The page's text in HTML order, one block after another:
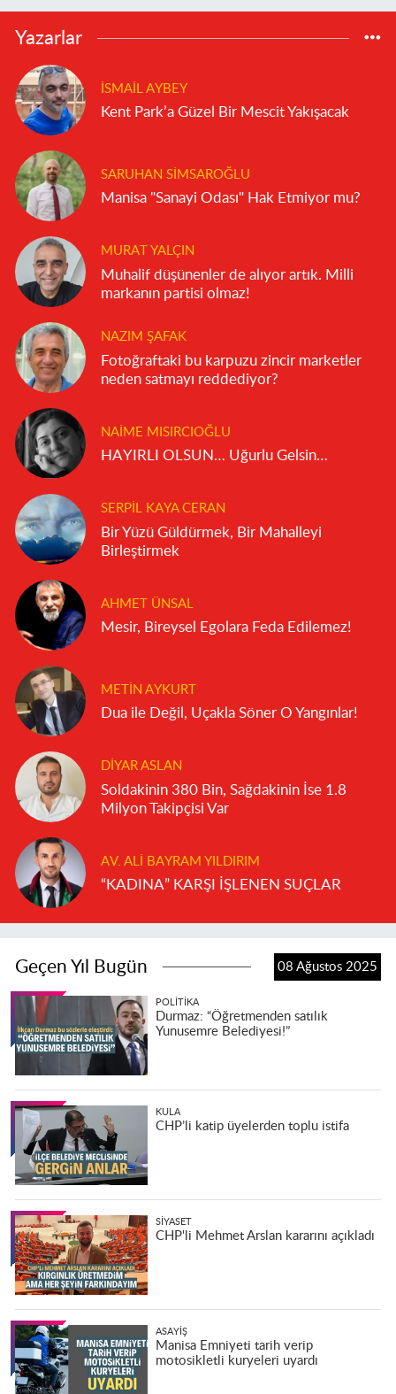
Yazarlar
İSMAIL AYBEY
Kent Park’a Güzel Bir Mescit Yakışacak
SARUHAN SIMSAROĞLU
Manisa "Sanayi Odası" Hak Etmiyor mu?
MURAT YALÇIN
Muhalif düşünenler de alıyor artık. Milli
markanın partisi olmaz!
NAZIM ŞAFAK
Fotoğraftaki bu karpuzu zincir marketler
neden satmayı reddediyor?
NAIME MISIRCIOĞLU
HAYIRLI OLSUN… Uğurlu Gelsin…
SERPIL KAYA CERAN
Bir Yüzü Güldürmek, Bir Mahalleyi
Birleştirmek
AHMET ÜNSAL
Mesir, Bireysel Egolara Feda Edilemez!
METIN AYKURT
Dua ile Değil, Uçakla Söner O Yangınlar!
DIYAR ASLAN
Soldakinin 380 Bin, Sağdakinin İse 1.8
Milyon Takipçisi Var
AV. ALI BAYRAM YILDIRIM
“KADINA” KARŞI İŞLENEN SUÇLAR
Geçen Yıl Bugün 08 Ağustos 2025
POLITIKA
Durmaz: “Öğretmenden satılık
Yunusemre Belediyesi!”
KULA
CHP’li katip üyelerden toplu istifa
SIYASET
CHP'li Mehmet Arslan kararını açıkladı
ASAYIŞ
Manisa Emniyeti tarih verip
motosikletli kuryeleri uyardı